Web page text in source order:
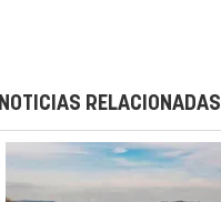
NOTICIAS RELACIONADAS